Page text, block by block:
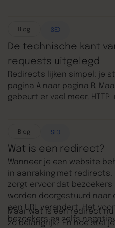
Nederland en België. In dit
Overview precies is,
als marketeer of content
doen om je strategie
Blog SEO
De technische kant
requests uitgelegd
Redirects lijken simpel: je
pagina A naar pagina B.
gebeurt er veel meer.
allemaal werkt en waarom
belangrijk is. Geen zorgen,
(en misschien zelfs een
weten hoe redirects
gebruikt? Check dan onze
Blog SEO
Wat is een redirect?
Wanneer je een website
in aanraking met redirects.
zorgt ervoor dat
worden doorgestuurd naar
een URL verandert. Het
bezoekers en zelfs
Maar wat is een redirect nu
zo belangrijk? En hoe stel